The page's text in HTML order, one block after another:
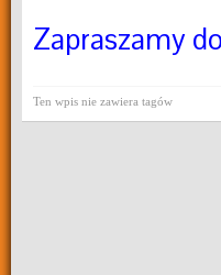
Zapraszamy
Ten wpis nie zawiera tagów